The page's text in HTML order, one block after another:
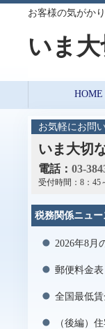
お客様の気がか
いま
HOME
お気軽にお問
いま大切
電話： 03-
受付時間： 8：45
税務関係ニュー
2026年8月
郵便料金表
全国最低
（後編）